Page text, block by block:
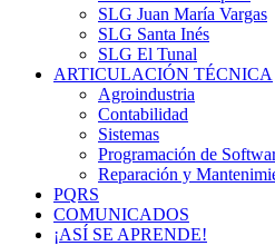
SLG Juan María Vargas
SLG Santa Inés
SLG El Tunal
ARTICULACIÓN TÉCNICA
Agroindustria
Contabilidad
Sistemas
Programación de
Reparación y
PQRS
COMUNICADOS
¡ASÍ SE APRENDE!